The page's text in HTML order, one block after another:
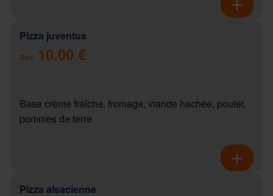
Pizza juventus
Dès 10.00 €
Base crème fraîche, fromage, viande hachée, poulet,
pommes de terre
Pizza alsacienne